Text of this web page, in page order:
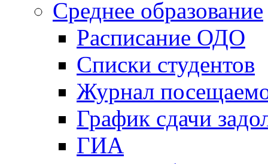
Среднее образование
Расписание ОДО
Списки студентов
Журнал
График сдачи
ГИА